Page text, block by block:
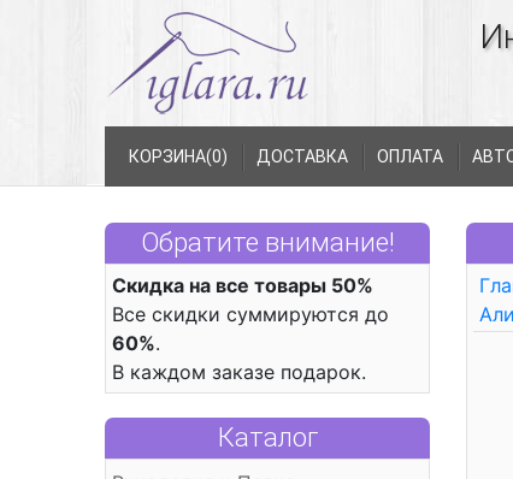
КОРЗИНА(0) ДОСТАВКА ОПЛАТА
Обратите внимание!
Скидка на все товары 50%
Все скидки суммируются до
60%.
В каждом заказе подарок.
Каталог